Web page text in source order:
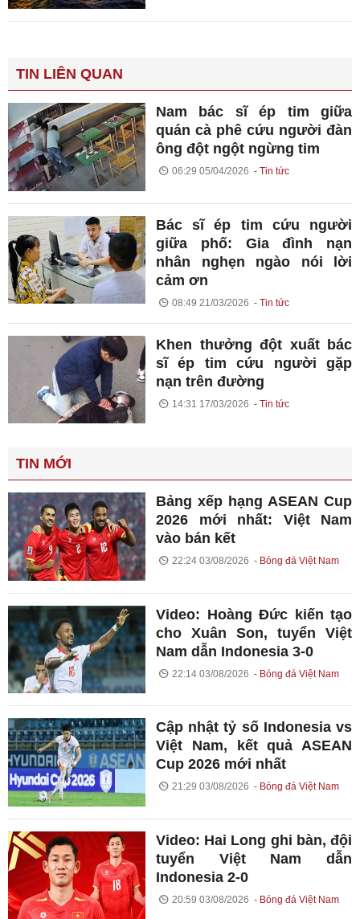
TIN LIÊN QUAN
Nam bác sĩ ép tim giữa
quán cà phê cứu người đàn
ông đột ngột ngừng tim
06:29 05/04/2026 Tin tức
Bác sĩ ép tim cứu người
giữa phố: Gia đình nạn
nhân nghẹn ngào nói lời
cảm ơn
08:49 21/03/2026 Tin tức
Khen thưởng đột xuất bác
sĩ ép tim cứu người gặp
nạn trên đường
14:31 17/03/2026 Tin tức
TIN MỚI
Bảng xếp hạng ASEAN Cup
2026 mới nhất: Việt Nam
vào bán kết
22:24 03/08/2026 Bóng đá Việt Nam
Video: Hoàng Đức kiến tạo
cho Xuân Son, tuyển Việt
Nam dẫn Indonesia 3-0
22:14 03/08/2026 Bóng đá Việt Nam
Cập nhật tỷ số Indonesia vs
Việt Nam, kết quả ASEAN
Cup 2026 mới nhất
21:29 03/08/2026 Bóng đá Việt Nam
Video: Hai Long ghi bàn, đội
tuyển Việt Nam dẫn
Indonesia 2-0
20:59 03/08/2026 Bóng đá Việt Nam